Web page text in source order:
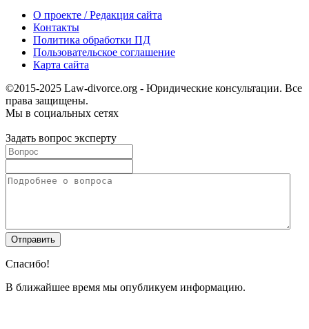
О проекте / Редакция сайта
Контакты
Политика обработки ПД
Пользовательское соглашение
Карта сайта
©2015-2025 Law-divorce.org - Юридические консультации. Все
права защищены.
Мы в социальных сетях
Задать вопрос эксперту
Спасибо!
В ближайшее время мы опубликуем информацию.